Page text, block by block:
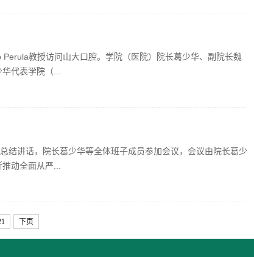
教授访问山大口腔。学院（医院）院长葛少华、副院长魏
代表学院（...
结讲话，院长葛少华等全体班子成员参加会议，会议由院长葛少
动全面从严...
下页